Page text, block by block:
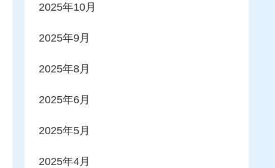
2025年10月
2025年9月
2025年8月
2025年6月
2025年5月
2025年4月